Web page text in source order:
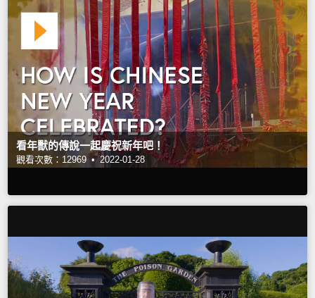
看年獸的傳說一起慶祝新年吧！
觀看次數：12969 • 2022-01-28